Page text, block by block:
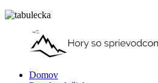
Domov